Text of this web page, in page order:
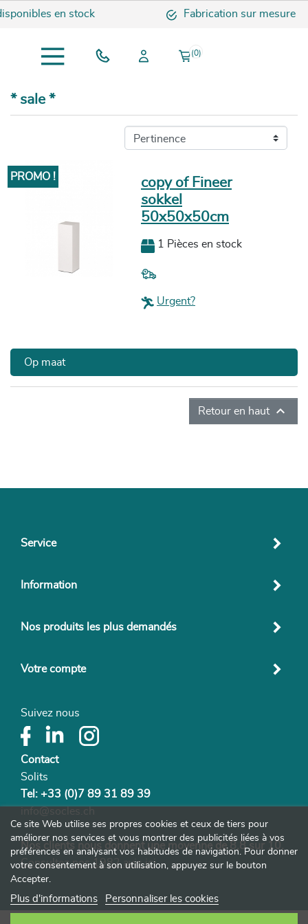
en stock Fabrication sur mesure
(0)
* sale *
copy of Fineer
sokkel
50x50x50cm
1 Pièces en stock
Urgent?
Op maat
PROMO !
Retour en haut 
Service
Information
Nos produits les plus demandés
Votre compte
Suivez nous
Contact
Solits
Tel: +33 (0)7 89 31 89 39
info@socles.ch
Nos clients nous donnent une moyenne de 8,8 sur 10.
Consultez nos 1982 avis ici
Ce site Web utilise ses propres cookies et ceux de tiers pour
améliorer nos services et vous montrer des publicités liées à vos
préférences en analysant vos habitudes de navigation. Pour donner
votre consentement à son utilisation, appuyez sur le bouton
Accepter.
Plus d'informations Personnaliser les cookies